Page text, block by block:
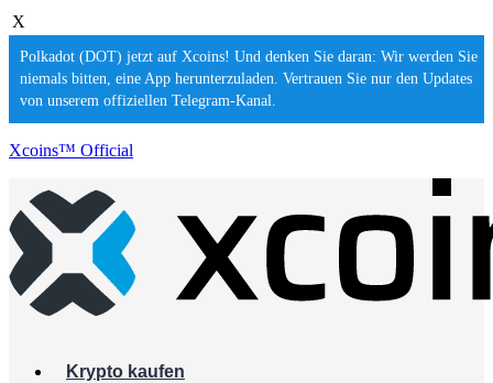
X
Polkadot (DOT) jetzt auf Xcoins! Und denken Sie daran: Wir werden Sie
niemals bitten, eine App herunterzuladen. Vertrauen Sie nur den Updates
von unserem offiziellen Telegram-Kanal.
Xcoins™ Official
Krypto kaufen